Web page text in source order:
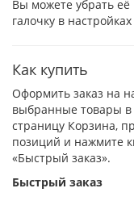
Вы можете убрать
галочку в
Как купить
Оформить заказ на
выбранные товары в
страницу Корзина,
позиций и нажмите
«Быстрый заказ».
Быстрый заказ